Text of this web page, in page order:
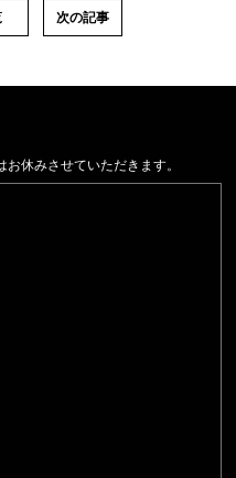
次の記事
休みさせていただきます。